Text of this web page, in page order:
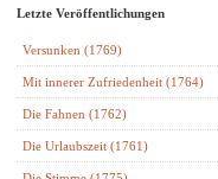
Letzte Veröffentlichungen
Versunken (1769)
Mit innerer Zufriedenheit (1764)
Die Fahnen (1762)
Die Urlaubszeit (1761)